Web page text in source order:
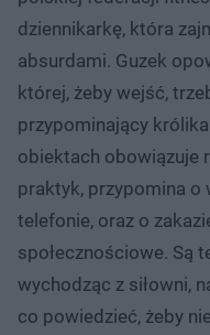
dziennikarkę, która
absurdami. Guzek
której, żeby wejść,
przypominający
obiektach obowiązuje
praktyk, przypomina o
telefonie, oraz o
społecznościowe. Są
wychodząc z siłowni,
co powiedzieć, żeby